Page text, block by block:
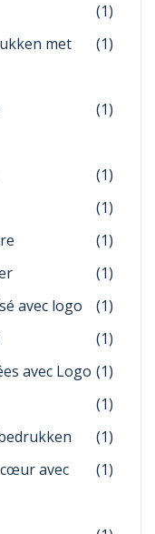
(1)
met
(1)
(1)
(1)
(1)
(1)
(1)
avec logo
(1)
(1)
avec Logo (1)
(1)
(1)
avec
(1)